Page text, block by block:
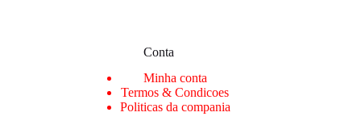
Conta
Minha conta
Termos & Condicoes
Politicas da compania